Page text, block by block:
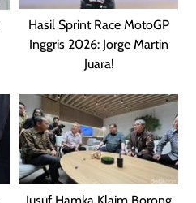
Hasil Sprint Race MotoGP
Inggris 2026: Jorge Martin
Juara!
Jusuf Hamka Klaim Borong